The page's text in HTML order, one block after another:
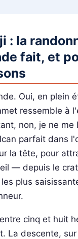
: la
fait, et
Oui, en plein
ressemble à
non, je ne me
parfait dans
la tête, pour
— depuis le
plus
cinq et huit
La descente,